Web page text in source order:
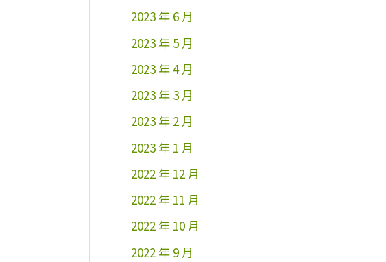
2023 年 6 月
2023 年 5 月
2023 年 4 月
2023 年 3 月
2023 年 2 月
2023 年 1 月
2022 年 12 月
2022 年 11 月
2022 年 10 月
2022 年 9 月